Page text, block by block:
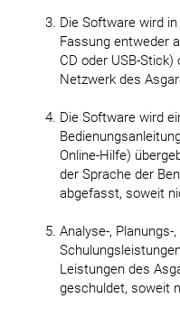
Die Software wird
Fassung entweder
CD oder USB-
Netzwerk des
Die Software wird
Online-Hilfe)
der Sprache der
abgefasst, soweit
Analyse-, Planungs-
Leistungen des
geschuldet, soweit